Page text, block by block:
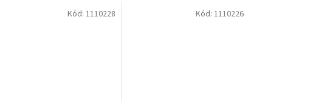
Kód:1110228 Kód: 1110226